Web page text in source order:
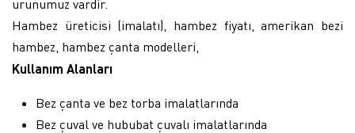
urunumuz vardir.
Hambez üreticisi (imalatı), hambez fiyatı, amerikan bezi
hambez, hambez çanta modelleri,
Kullanım Alanları
Bez çanta ve bez torba imalatlarında
Bez çuval ve hububat çuvalı imalatlarında